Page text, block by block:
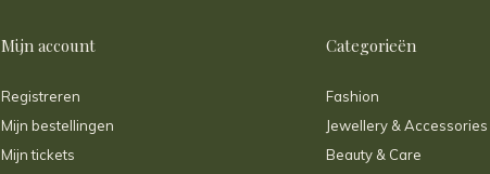
Mijn account
Registreren
Mijn bestellingen
Mijn tickets
Categorieën
Fashion
Jewellery & Accessories
Beauty & Care